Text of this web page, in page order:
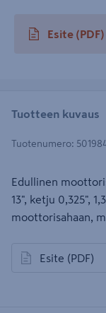
Esite (PDF)
avautuu
Tuotteen kuvaus
Tuotenumero:
Edullinen
13", ketju 0,325",
moottorisahaan,
Esite (PDF)
avautuu uuteen